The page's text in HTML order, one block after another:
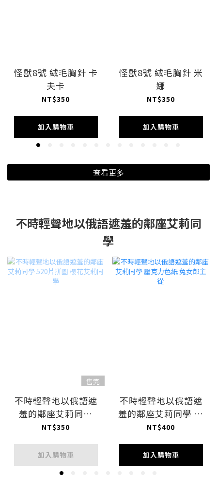
怪獸8號 絨毛胸針 卡
夫卡
NT$350
加入購物車
怪獸8號 絨毛胸針 米
娜
NT$350
加入購物車
查看更多
不時輕聲地以俄語遮羞的鄰座艾莉同
學
售完
不時輕聲地以俄語遮
羞的鄰座艾莉同學
520片拼圖 櫻花艾莉
NT$350
加入購物車
不時輕聲地以俄語遮
羞的鄰座艾莉同學 壓
克力色紙 兔女郎主從
NT$400
加入購物車